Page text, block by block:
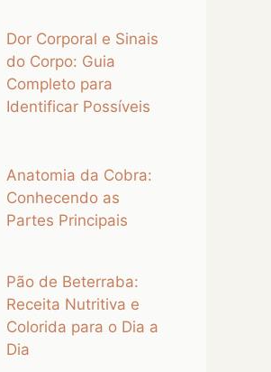
Dor Corporal e Sinais
do Corpo: Guia
Completo para
Identificar Possíveis
Anatomia da Cobra:
Conhecendo as
Partes Principais
Pão de Beterraba:
Receita Nutritiva e
Colorida para o Dia a
Dia